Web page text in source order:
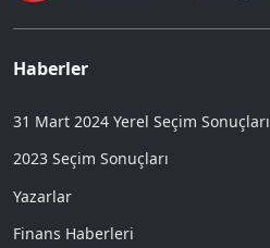
Haberler
31 Mart 2024 Yerel Seçim Sonuçları
2023 Seçim Sonuçları
Yazarlar
Finans Haberleri